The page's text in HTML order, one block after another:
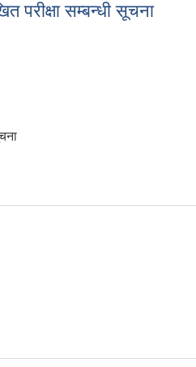
परीक्षा सम्बन्धी सूचना